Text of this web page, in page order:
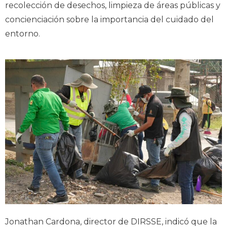
recolección de desechos, limpieza de áreas públicas y
concienciación sobre la importancia del cuidado del
entorno.
Jonathan Cardona, director de DIRSSE, indicó que la